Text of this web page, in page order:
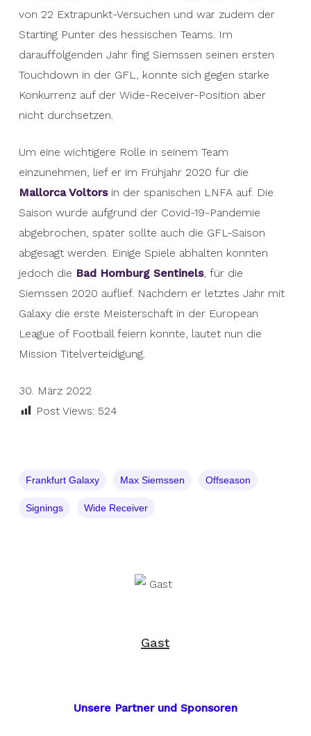
von 22 Extrapunkt-Versuchen und war zudem der
Starting Punter des hessischen Teams. Im
darauffolgenden Jahr fing Siemssen seinen ersten
Touchdown in der GFL, konnte sich gegen starke
Konkurrenz auf der Wide-Receiver-Position aber
nicht durchsetzen.
Um eine wichtigere Rolle in seinem Team
einzunehmen, lief er im Frühjahr 2020 für die
Mallorca Voltorsin der spanischen LNFA auf. Die
Saison wurde aufgrund der Covid-19-Pandemie
abgebrochen, später sollte auch die GFL-Saison
abgesagt werden. Einige Spiele abhalten konnten
jedoch die Bad Homburg Sentinels, für die
Siemssen 2020 auflief. Nachdem er letztes Jahr mit
Galaxy die erste Meisterschaft in der European
League of Football feiern konnte, lautet nun die
Mission Titelverteidigung.
30. März 2022
Post Views: 524
Frankfurt Galaxy Max Siemssen Offseason
Signings Wide Receiver
Gast
Unsere Partner und Sponsoren